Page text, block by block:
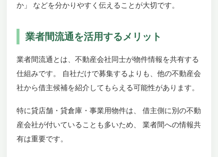
か」 などを分かりやすく伝えることが大切です。
業者間流通を活用するメリット
業者間流通とは、不動産会社同士が物件情報を共有する
仕組みです。 自社だけで募集するよりも、他の不動産会
社から借主候補を紹介してもらえる可能性があります。
特に貸店舗・貸倉庫・事業用物件は、 借主側に別の不動
産会社が付いていることも多いため、 業者間への情報共
有は重要です。